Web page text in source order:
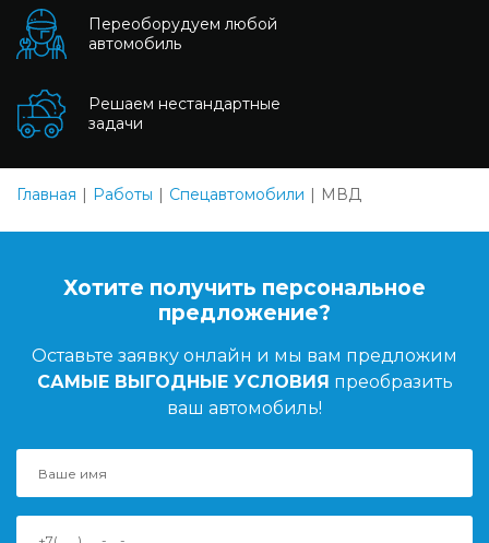
Переоборудуем любой
автомобиль
Решаем нестандартные
задачи
Главная Работы Спецавтомобили МВД
Хотите получить персональное
предложение?
Оставьте заявку онлайн и мы вам предложим
САМЫЕ ВЫГОДНЫЕ УСЛОВИЯ преобразить
ваш автомобиль!